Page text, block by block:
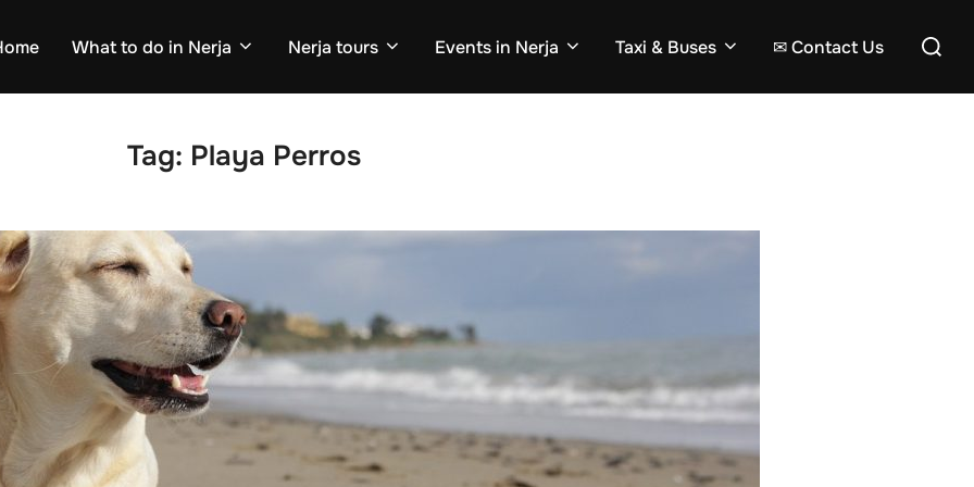
What to do in Nerja Nerja tours Events in Nerja Taxi & Buses ✉ Contact Us
Search
Tag: Playa Perros